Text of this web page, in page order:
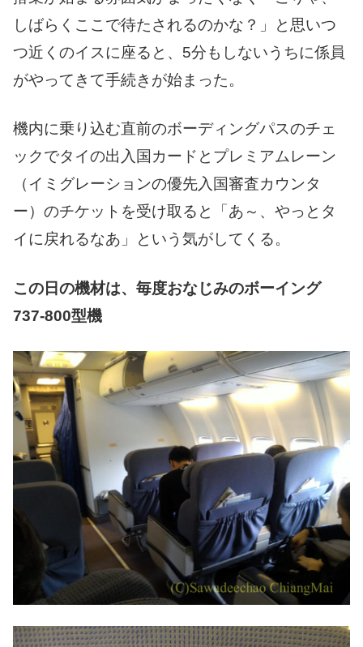
しばらくここで待たされるのかな？」と思いつ
つ近くのイスに座ると、5分もしないうちに係員
がやってきて手続きが始まった。
機内に乗り込む直前のボーディングパスのチェ
ックでタイの出入国カードとプレミアムレーン
（イミグレーションの優先入国審査カウンタ
ー）のチケットを受け取ると「あ～、やっとタ
イに戻れるなあ」という気がしてくる。
この日の機材は、毎度おなじみのボーイング
737-800型機